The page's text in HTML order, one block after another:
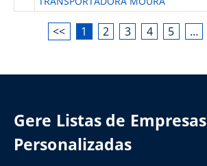
<< 1 2 3 4 5 …
Gere Listas de Empresas
Personalizadas